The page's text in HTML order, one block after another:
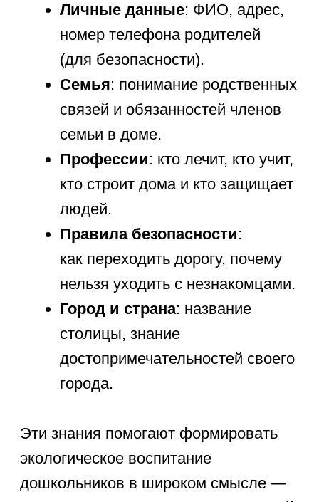
а не просто отвечать «да» или «нет».
Игровой подход к проверке знаний
снимает стресс и позволяет увидеть,
как ребенок умеет пользоваться
дидактические игры, такие как
«Четвертый лишний» (например:
лишнее и почему?). Можно попросить
ребенка рассказать сказку
или историю о том, как капелька воды
превратилась в снежинку. Если
ребенок легко справляется с
заданиями на классификацию
значит, его познавательное развитие
соответствует нормам.
экспресс-проверки
задать следующие вопросы:
Как зовут твоих родителей и где
Назови три признака осени. Чем
Каких перелетных птиц ты
знаешь? Почему они улетают на